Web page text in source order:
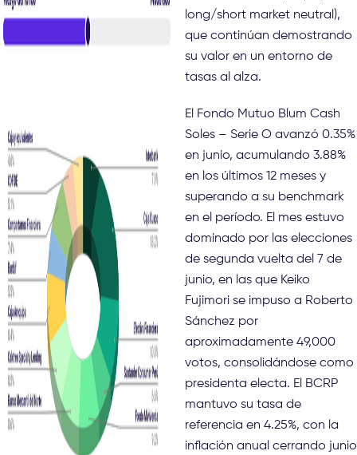
long/short market neutral),
que continúan demostrando
su valor en un entorno de
tasas al alza.
El Fondo Mutuo Blum Cash
Soles – Serie O avanzó 0.35%
en junio, acumulando 3.88%
en los últimos 12 meses y
superando a su benchmark
en el período. El mes estuvo
dominado por las elecciones
de segunda vuelta del 7 de
junio, en las que Keiko
Fujimori se impuso a Roberto
Sánchez por
aproximadamente 49,000
votos, consolidándose como
presidenta electa. El BCRP
mantuvo su tasa de
referencia en 4.25%, con la
inflación anual cerrando junio